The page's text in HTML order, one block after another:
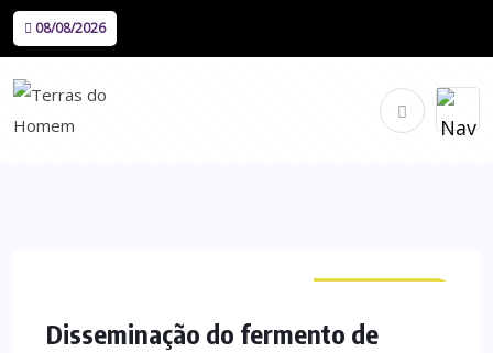
08/08/2026
Disseminação do fermento de